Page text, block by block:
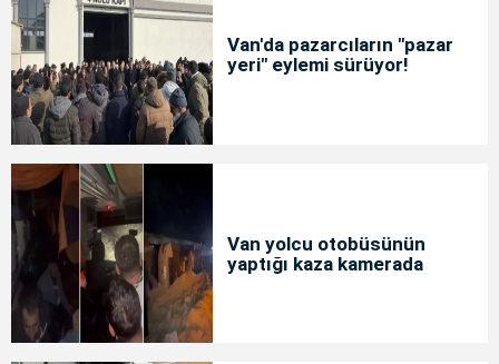
Van'da pazarcıların "pazar
yeri" eylemi sürüyor!
Van yolcu otobüsünün
yaptığı kaza kamerada